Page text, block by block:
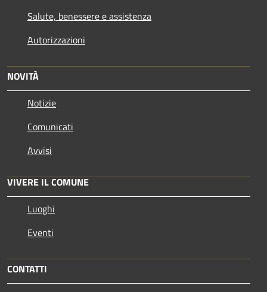
Salute, benessere e assistenza
Autorizzazioni
NOVITÀ
Notizie
Comunicati
Avvisi
VIVERE IL COMUNE
Luoghi
Eventi
CONTATTI